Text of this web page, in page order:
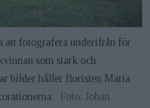
att fotografera underifrån för
som stark och
bilder håller floristen Maria
Foto: Johan